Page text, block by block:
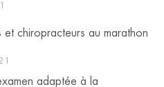
et chiropracteurs au marathon
adaptée à la